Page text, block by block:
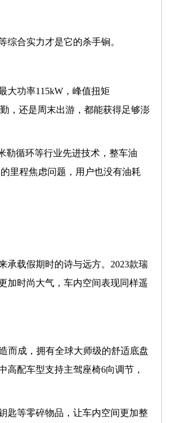
综合实力才是它的杀手锏。
大功率115kW，峰值扭矩
，还是周末出游，都能获得足够澎
勒循环等行业先进技术，整车油
里程焦虑问题，用户也没有油耗
承载假期时的诗与远方。2023款瑞
加时尚大气，车内空间表现同样遥
而成，拥有全球大师级的舒适底盘
配车型支持主驾座椅6向调节，
匙等零碎物品，让车内空间更加整